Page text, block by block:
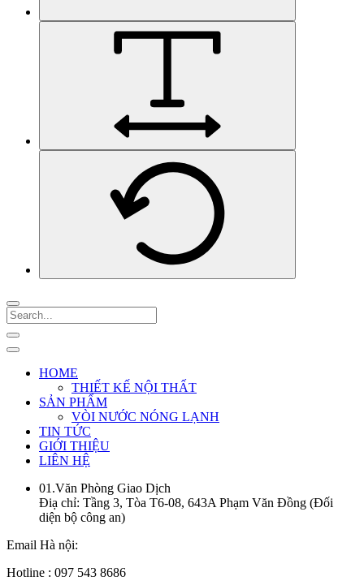
HOME
THIẾT KẾ NỘI THẤT
SẢN PHẨM
VÒI NƯỚC NÓNG LẠNH
TIN TỨC
GIỚI THIỆU
LIÊN HỆ
01.Văn Phòng Giao Dịch
Điạ chỉ: Tầng 3, Tòa T6-08, 643A Phạm Văn Đồng (Đối
diện bộ công an)
Email Hà nội:
Hotline : 097 543 8686